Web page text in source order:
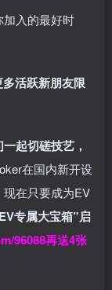
加入的最好时
活跃新朋友限
起切磋技艺，
在国内新开设
在只要成为EV
专属大宝箱”启
96088再送4张